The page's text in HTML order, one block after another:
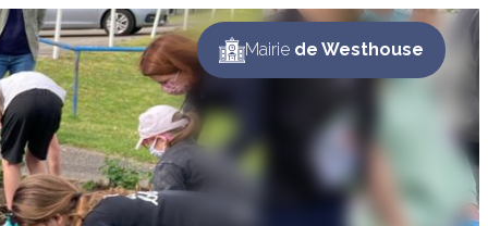
Mairiede Westhouse